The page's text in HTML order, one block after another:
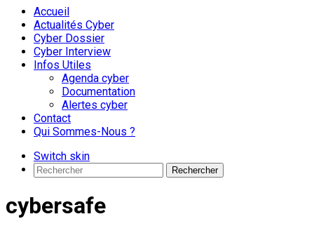
Accueil
Actualités Cyber
Cyber Dossier
Cyber Interview
Infos Utiles
Agenda cyber
Documentation
Alertes cyber
Contact
Qui Sommes-Nous ?
Switch skin
Rechercher
cybersafe